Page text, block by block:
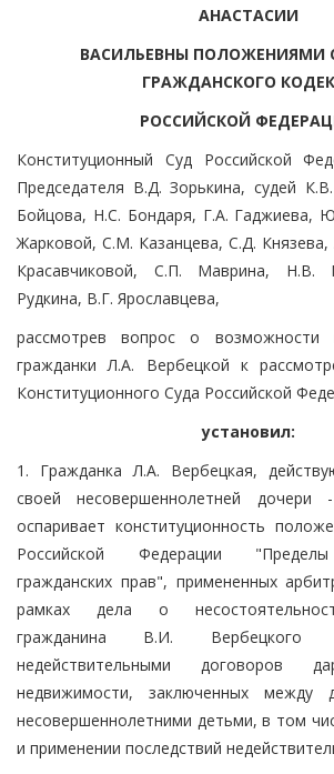
АНАСТАСИИ
ВАСИЛЬЕВНЫ ПОЛОЖЕНИЯМИ
ГРАЖДАНСКОГО
РОССИЙСКОЙ
Конституционный Суд Российской
Председателя В.Д. Зорькина, судей
Бойцова, Н.С. Бондаря, Г.А. Гаджиева,
Жарковой, С.М. Казанцева, С.Д.
Красавчиковой, С.П. Маврина, Н.В.
Рудкина, В.Г. Ярославцева,
рассмотрев вопрос о возможности
гражданки Л.А. Вербецкой к
Конституционного Суда Российской
установил:
1. Гражданка Л.А. Вербецкая,
своей несовершеннолетней
оспаривает конституционность
Российской Федерации
гражданских прав", примененных
рамках дела о
гражданина В.И. Вербецкого
недействительными договоров
недвижимости, заключенных между
несовершеннолетними детьми, в том
и применении последствий